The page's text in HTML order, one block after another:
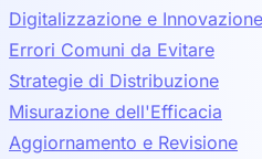
Digitalizzazione e Innovazione
Errori Comuni da Evitare
Strategie di Distribuzione
Misurazione dell'Efficacia
Aggiornamento e Revisione